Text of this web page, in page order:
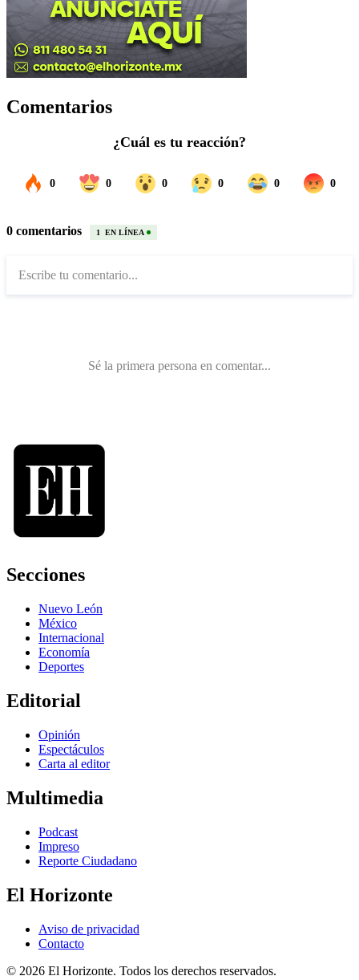
Comentarios
Secciones
Nuevo León
México
Internacional
Economía
Deportes
Editorial
Opinión
Espectáculos
Carta al editor
Multimedia
Podcast
Impreso
Reporte Ciudadano
El Horizonte
Aviso de privacidad
Contacto
© 2026 El Horizonte. Todos los derechos reservados.